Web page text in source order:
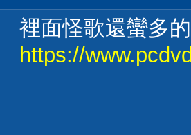
裡面怪歌還蠻多
https://